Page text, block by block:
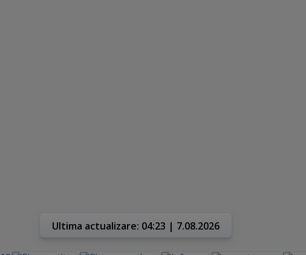
Ultima actualizare: 04:23 | 7.08.2026